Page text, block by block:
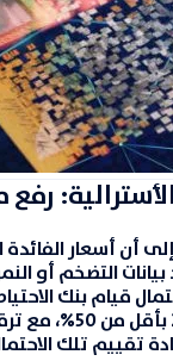
رفع
أن أسعار
قيام بنك
بأقل من50% ، مع
تقييم تلك